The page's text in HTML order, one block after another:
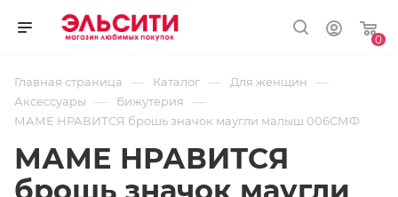
0
Главная страница — Каталог — Для женщин —
Аксессуары — Бижутерия —
МАМЕ НРАВИТСЯ брошь значок маугли малыш 006СМФ
МАМЕ НРАВИТСЯ